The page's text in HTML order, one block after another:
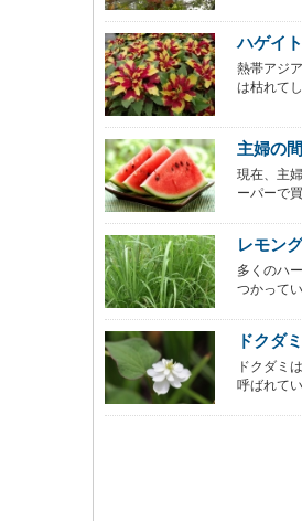
ハゲイ
熱帯アジ
は枯れて
主婦の
現在、主
ーパーで
レモン
多くのハ
つかって
ドクダ
ドクダミ
呼ばれてい